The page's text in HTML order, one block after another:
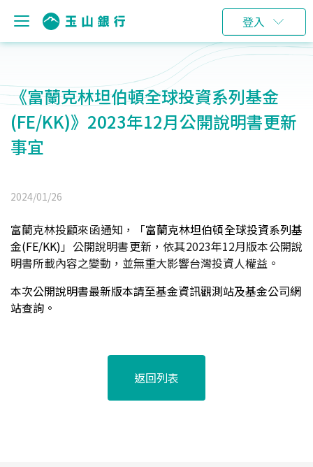
登入
《富蘭克林坦伯頓全球投資系列基金
(FE/KK)》2023年12月公開說明書更新
事宜
2024/01/26
富蘭克林投顧來函通知，「富蘭克林坦伯頓全球投資系列基
金(FE/KK)」公開說明書更新 ，依其2023年12月版本公開說
明書所載內容之變動，並無重大影響台灣投資人權益。
本次公開說明書最新版本請至基金資訊觀測站及基金公司網
站查詢。
返回列表